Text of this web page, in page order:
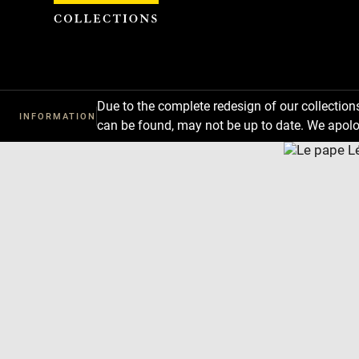
INFORMATION
Due to the complete redesign of our
can be found, may not be up to date. We
Cookies management panel